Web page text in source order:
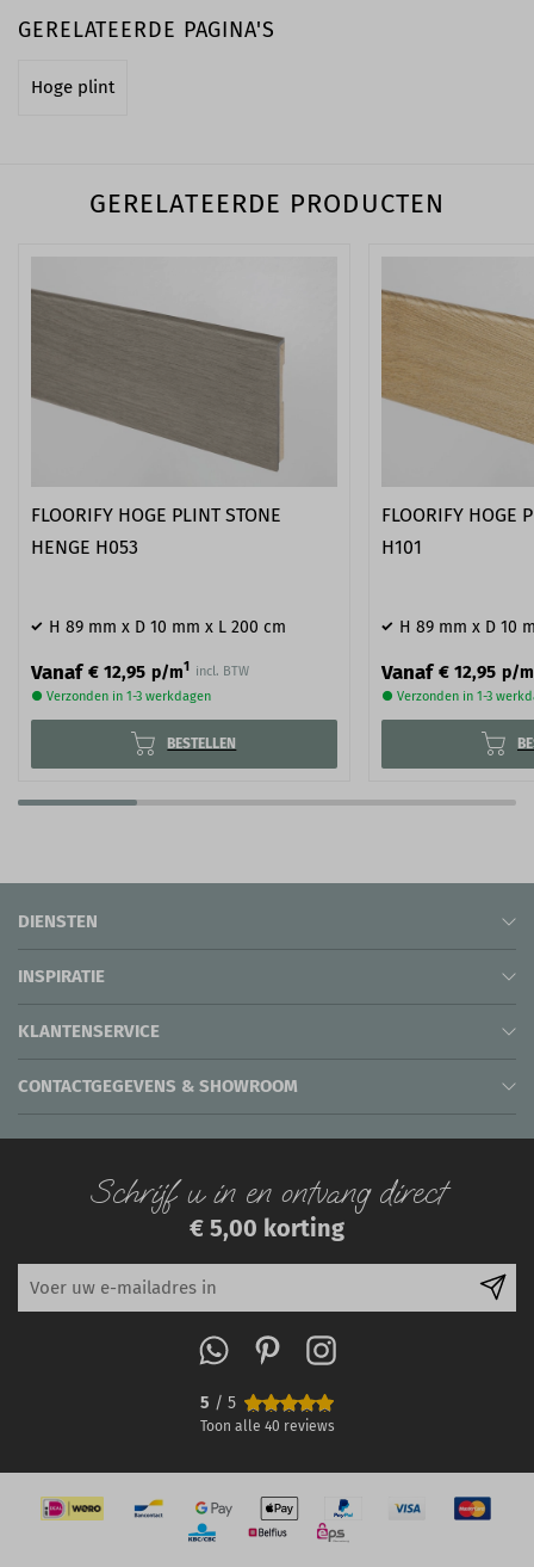
IN WINKELWAGEN
GERELATEERDE PAGINA'S
Hoge plint
GERELATEERDE PRODUCTEN
FLOORIFY HOGE PLINT STONE
HENGE H053
H 89 mm x D 10 mm x L 200 cm
Vanaf € 12,95 p/m1
incl. BTW
● Verzonden in 1-3 werkdagen
BESTELLEN
FLOORIFY HOGE
H101
H 89 mm x D 10
Vanaf € 12,95 p/m
● Verzonden in 1-3
DIENSTEN
INSPIRATIE
KLANTENSERVICE
CONTACTGEGEVENS & SHOWROOM
Schrijf u in en ontvang direct
€ 5,00 korting
5 / 5
Toon alle 40 reviews